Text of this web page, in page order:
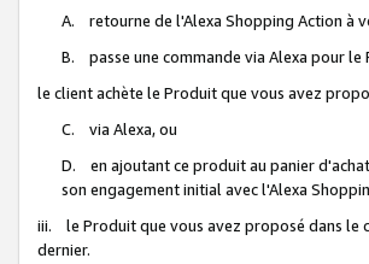
A. retourne de l'Alexa Shopping Action à
B. passe une commande via Alexa pour
le client achète le Produit que vous avez
C. via Alexa, ou
D. en ajoutant ce produit au panier
son engagement initial avec l'Alexa
iii. le Produit que vous avez proposé dans le
dernier.